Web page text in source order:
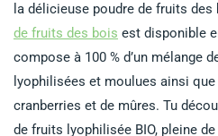
la délicieuse poudre de fruits
de fruits des bois est disponible
compose à 100 % d’un mélange
lyophilisées et moulues ainsi
cranberries et de mûres. Tu
de fruits lyophilisée BIO, pleine